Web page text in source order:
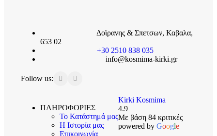
Δοϊρανης & Σπετσων, Καβαλα,
653 02
+30 2510 838 035
info@kosmima-kirki.gr
Follow us:
ΠΛΗΡΟΦΟΡΙΕΣ
Το Κατάστημά μας
Η Ιστορία μας
Επικοινωνία
Kirki Kosmima
4.9
Με βάση 84 κριτικές
powered by Google